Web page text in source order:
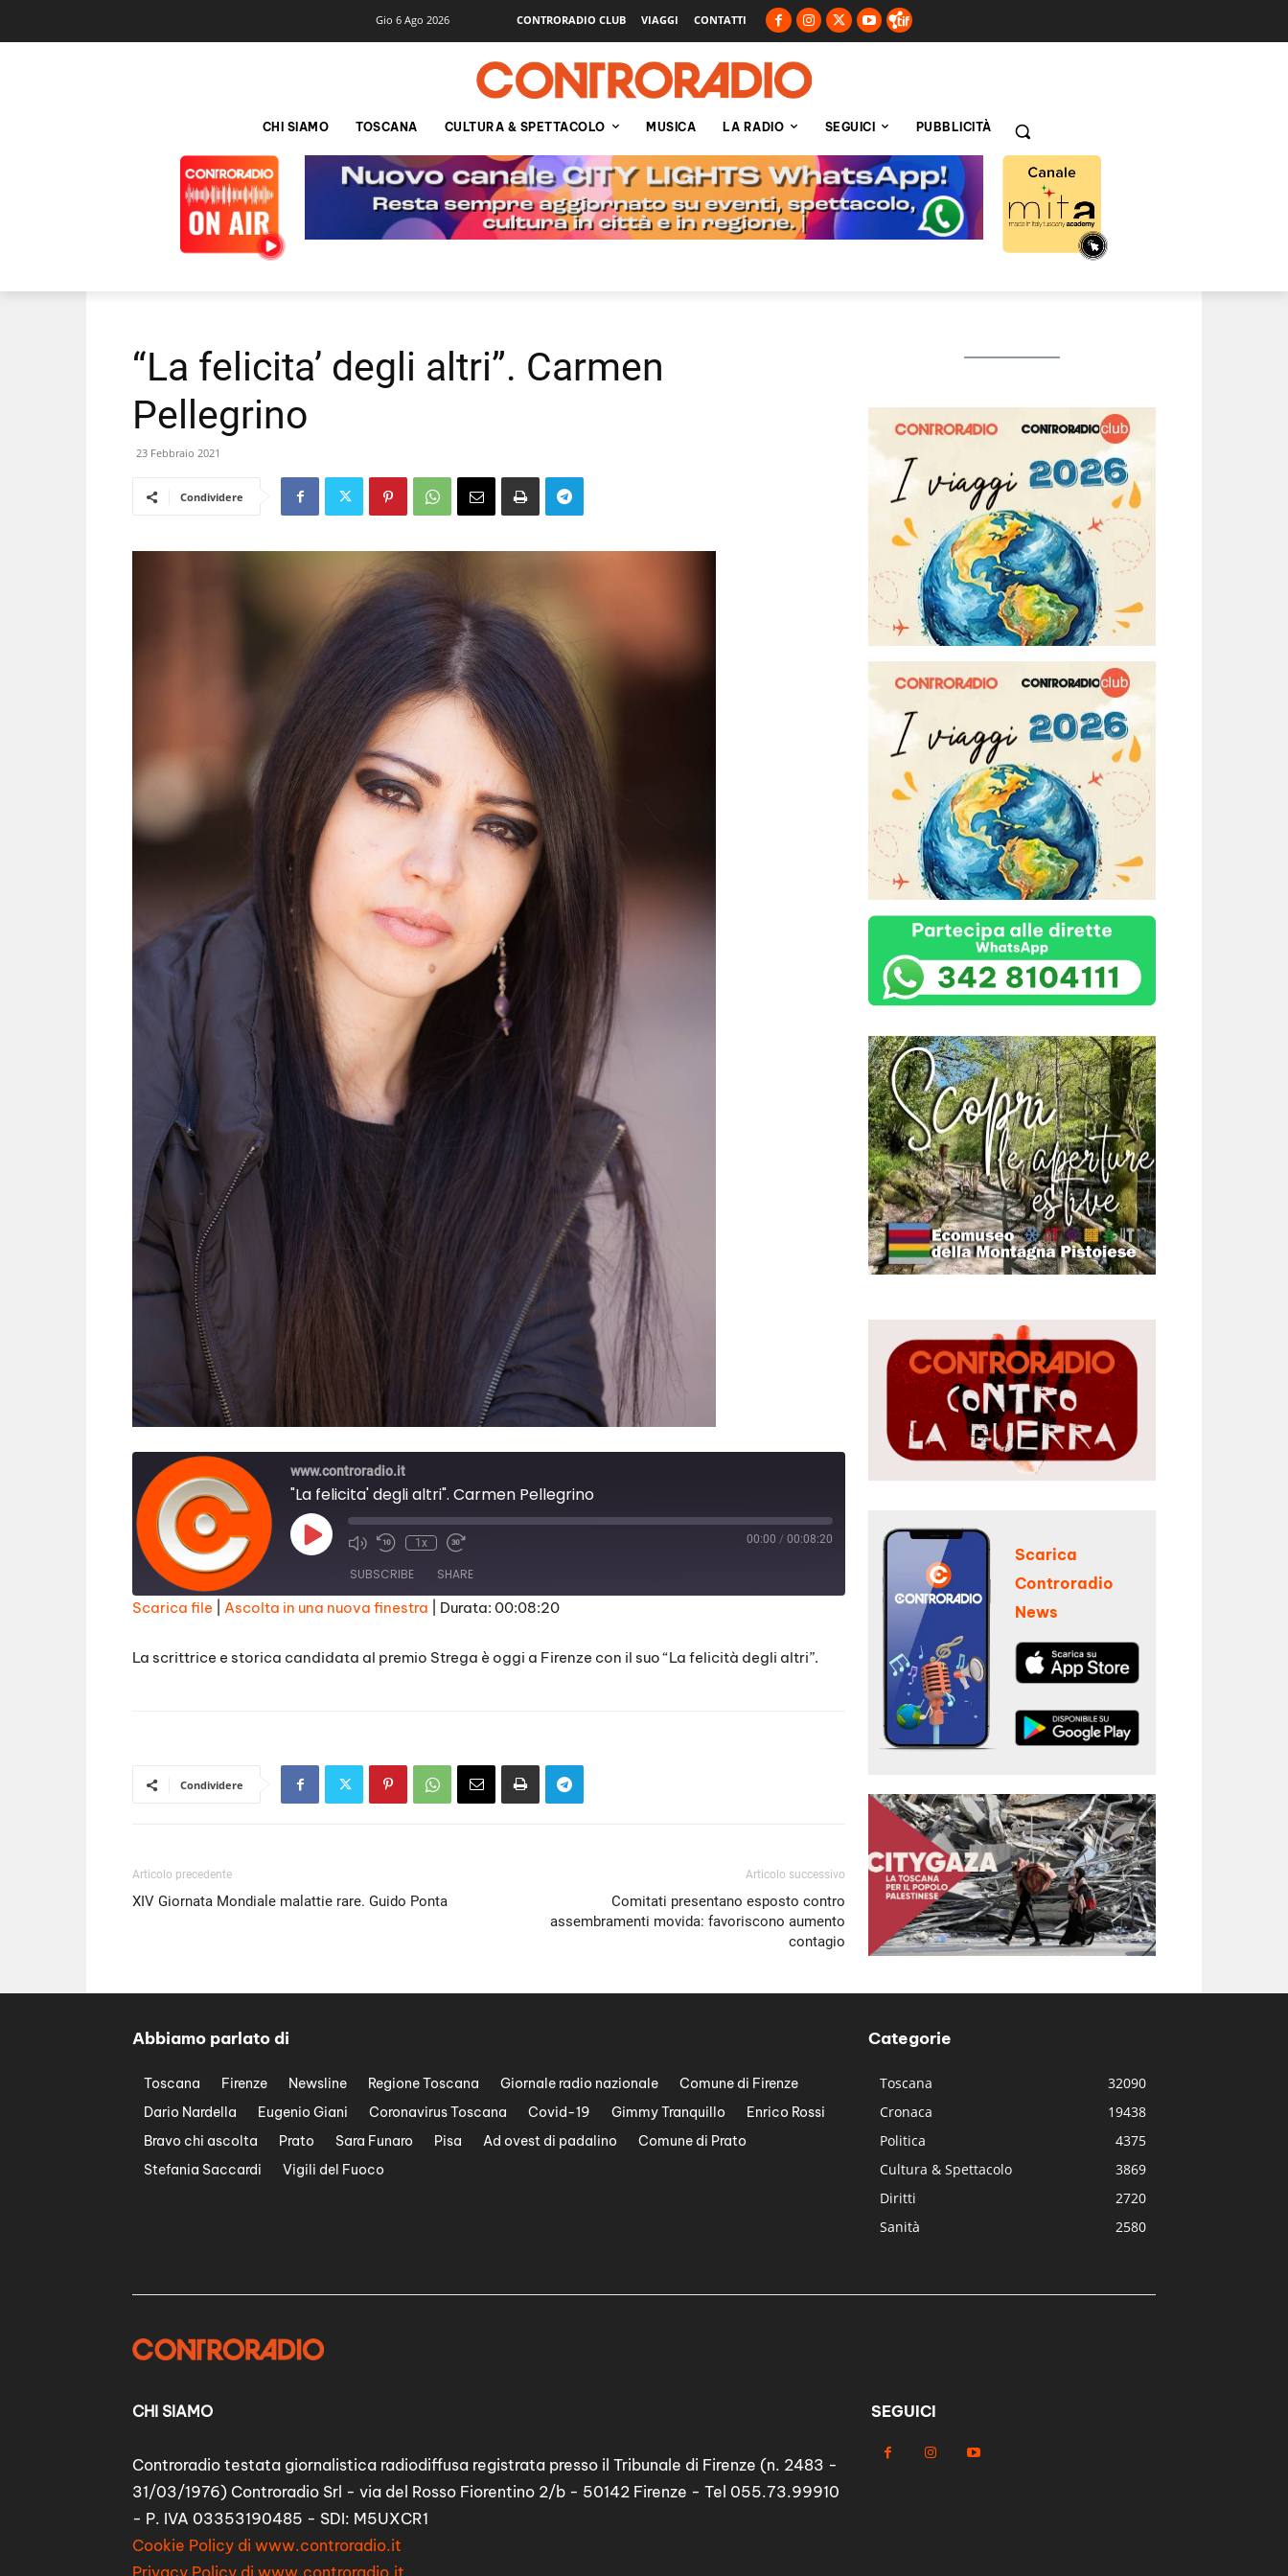
Gio 6 Ago 2026 CONTRORADIO CLUB VIAGGI CONTATTI
CHI SIAMO TOSCANA CULTURA & SPETTACOLO MUSICA LA RADIO SEGUICI PUBBLICITÀ
“La felicita’ degli altri”. Carmen
Pellegrino
23 Febbraio 2021
Condividere
www.controradio.it
"La felicita' degli altri". Carmen Pellegrino
Play
Episode
1x 00:00 / 00:08:20
SUBSCRIBE SHARE
RSS FEED
Scarica file Ascolta in una nuova finestra Durata: 00:08:20
La scrittrice e storica candidata al premio Strega è oggi a Firenze con il suo “La felicità degli altri”.
Condividere
Articolo precedente
XIV Giornata Mondiale malattie rare. Guido Ponta
Articolo successivo
Comitati presentano esposto contro
assembramenti movida: favoriscono aumento
contagio
Scarica
Controradio
News
Abbiamo parlato di
Toscana Firenze Newsline Regione Toscana Giornale radio nazionale
Comune di Firenze
Dario Nardella
Eugenio Giani Coronavirus Toscana Covid-19 Gimmy Tranquillo
Enrico Rossi
Bravo chi ascolta
Prato Sara Funaro Pisa Ad ovest di padalino
Comune di Prato
Stefania Saccardi
Vigili del Fuoco
Categorie
Toscana
32090
Cronaca
19438
Politica
4375
Cultura & Spettacolo
3869
Diritti
2720
Sanità
2580
CHI SIAMO
Controradio testata giornalistica radiodiffusa registrata presso il Tribunale di Firenze (n. 2483 -
31/03/1976) Controradio Srl - via del Rosso Fiorentino 2/b - 50142 Firenze - Tel 055.73.99910
- P. IVA 03353190485 - SDI: M5UXCR1
Cookie Policy di www.controradio.it
Privacy Policy di www.controradio.it
SEGUICI